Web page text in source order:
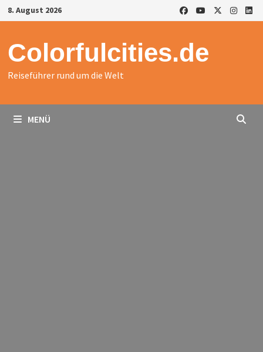
Zurück
zum
8. August 2026
Colorfulcities.de
Reiseführer rund um die Welt
MENÜ